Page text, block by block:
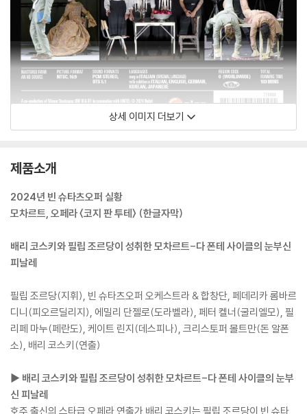
상세 이미지 더보기
제품소개
2024년 빈 슈타츠오퍼 실황
모차르트, 오페라 〈코지 판 투테〉 (한글자막)
배리 코스키와 필립 조르당이 성취한 모차르트-다 폰테 사이클의 눈부신
피날레
필립 조르당(지휘), 빈 슈타츠오퍼 오케스트라 & 합창단, 페데리카 롬바르
디니(피오르딜리지), 에밀리 단젤로(도라벨라), 페터 켈너(굴리엘모), 필
리페 마누(페란도), 케이트 린지(데스피나), 크리스토퍼 몰트만(돈 알폰
소), 배리 코스키(연출)
▶ 배리 코스키와 필립 조르당이 성취한 모차르트-다 폰테 사이클의 눈부
신 피날레
호주 출신의 스타급 오페라 연출가 배리 코스키는 필립 조르당이 빈 슈타